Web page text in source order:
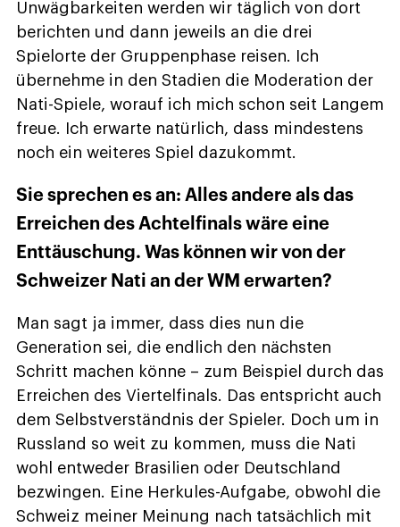
Unwägbarkeiten werden wir täglich von dort
berichten und dann jeweils an die drei
Spielorte der Gruppenphase reisen. Ich
übernehme in den Stadien die Moderation der
Nati-Spiele, worauf ich mich schon seit Langem
freue. Ich erwarte natürlich, dass mindestens
noch ein weiteres Spiel dazukommt.
Sie sprechen es an: Alles andere als das
Erreichen des Achtelfinals wäre eine
Enttäuschung. Was können wir von der
Schweizer Nati an der WM erwarten?
Man sagt ja immer, dass dies nun die
Generation sei, die endlich den nächsten
Schritt machen könne – zum Beispiel durch das
Erreichen des Viertelfinals. Das entspricht auch
dem Selbstverständnis der Spieler. Doch um in
Russland so weit zu kommen, muss die Nati
wohl entweder Brasilien oder Deutschland
bezwingen. Eine Herkules-Aufgabe, obwohl die
Schweiz meiner Meinung nach tatsächlich mit